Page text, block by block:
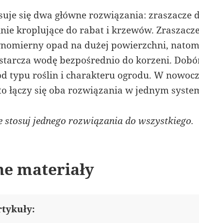
się dwa główne rozwiązania: zraszacze
kroplujące do rabat i krzewów.
opad na dużej powierzchni,
wodę bezpośrednio do korzeni.
typu roślin i charakteru ogrodu. W
łączy się oba rozwiązania w jednym
stosuj jednego rozwiązania do wszystkiego.
materiały